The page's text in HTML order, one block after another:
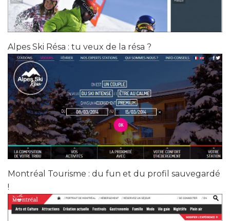
Alpes Ski Résa : tu veux de la résa ?
Montréal Tourisme : du fun et du profil sauvegardé
!